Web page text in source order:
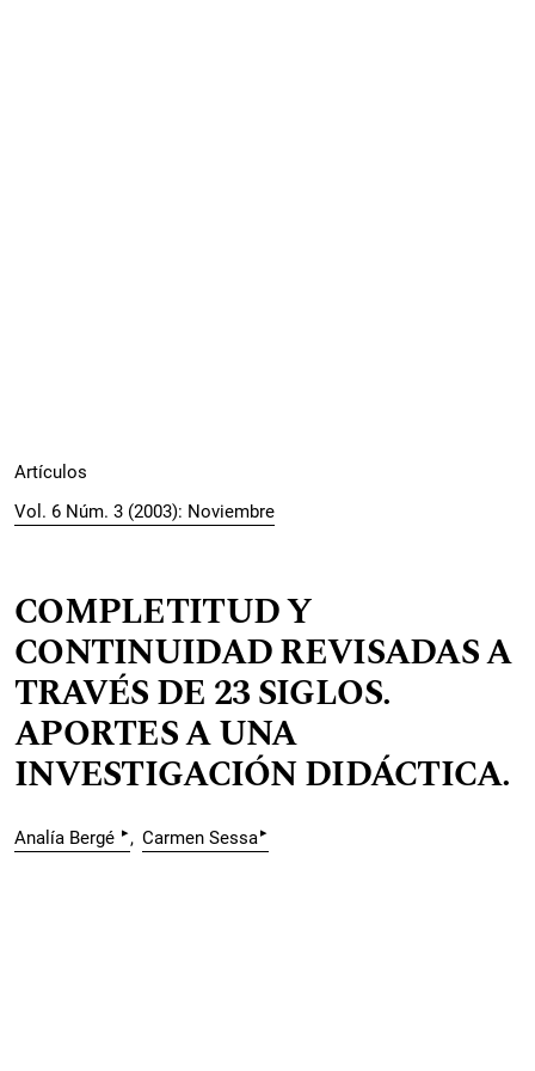
Artículos
Vol. 6 Núm. 3 (2003): Noviembre
COMPLETITUD Y
CONTINUIDAD REVISADAS A
TRAVÉS DE 23 SIGLOS.
APORTES A UNA
INVESTIGACIÓN DIDÁCTICA.
Analía Bergé ▸ Carmen Sessa▸